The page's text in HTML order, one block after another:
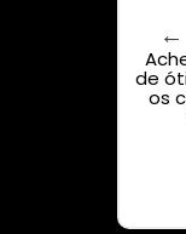
de
os